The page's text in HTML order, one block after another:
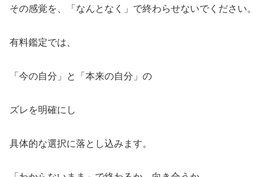
その感覚を、「なんとなく」で終わらせないでください。
有料鑑定では、
「今の自分」と「本来の自分」の
ズレを明確にし
具体的な選択に落とし込みます。